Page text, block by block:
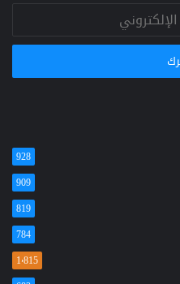
928
909
819
784
1٬815